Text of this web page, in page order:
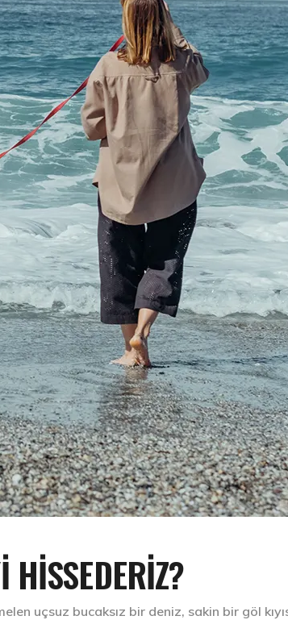
HİSSEDERİZ?
uçsuz bucaksız bir deniz, sakin bir göl